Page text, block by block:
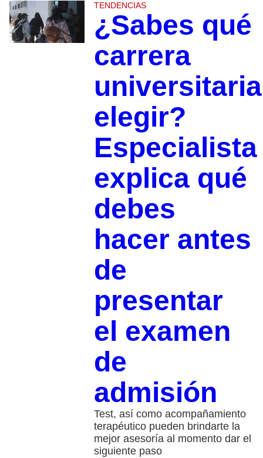
TENDENCIAS
¿Sabes qué
carrera
universitaria
elegir?
Especialista
explica qué
debes
hacer antes
de
presentar
el examen
de
admisión
Test, así como acompañamiento
terapéutico pueden brindarte la
mejor asesoría al momento dar el
siguiente paso